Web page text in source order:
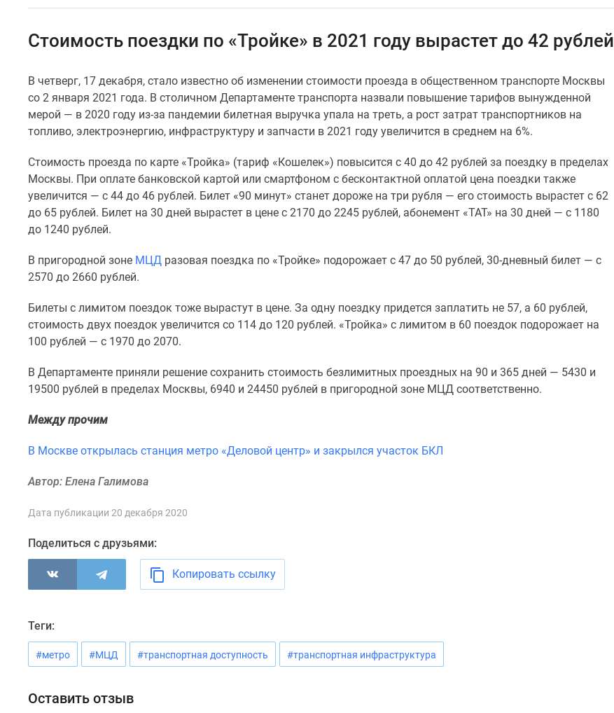
помещения
застройщики
Панорамы
новостроек
новостроек
Экология
Москвы
Подмосковья
Студии
комнатные
комнатные
Квартиры
Ипотечный
калькулятор
ипотека
ипотека
программы
Новости
Мнение
эксперта
Аналитика
рынка
новостроек
Эксперты
проекте
Стоимость поездки по «Тройке» в 2021 году вырастет до 42 рублей
В четверг, 17 декабря, стало известно об изменении стоимости проезда в общественном транспорте Москвы
со 2 января 2021 года. В столичном Департаменте транспорта назвали повышение тарифов вынужденной
мерой — в 2020 году из-за пандемии билетная выручка упала на треть, а рост затрат транспортников на
топливо, электроэнергию, инфраструктуру и запчасти в 2021 году увеличится в среднем на 6%.
Стоимость проезда по карте «Тройка» (тариф «Кошелек») повысится с 40 до 42 рублей за поездку в пределах
Москвы. При оплате банковской картой или смартфоном с бесконтактной оплатой цена поездки также
увеличится — с 44 до 46 рублей. Билет «90 минут» станет дороже на три рубля — его стоимость вырастет с 62
до 65 рублей. Билет на 30 дней вырастет в цене с 2170 до 2245 рублей, абонемент «ТАТ» на 30 дней — с 1180
до 1240 рублей.
В пригородной зоне МЦД разовая поездка по «Тройке» подорожает с 47 до 50 рублей, 30-дневный билет — с
2570 до 2660 рублей.
Билеты с лимитом поездок тоже вырастут в цене. За одну поездку придется заплатить не 57, а 60 рублей,
стоимость двух поездок увеличится со 114 до 120 рублей. «Тройка» с лимитом в 60 поездок подорожает на
100 рублей — с 1970 до 2070.
В Департаменте приняли решение сохранить стоимость безлимитных проездных на 90 и 365 дней — 5430 и
19500 рублей в пределах Москвы, 6940 и 24450 рублей в пригородной зоне МЦД соответственно.
Между прочим
В Москве открылась станция метро «Деловой центр» и закрылся участок БКЛ
Автор: Елена Галимова
Дата публикации 20 декабря 2020
Поделиться с друзьями:
Копировать ссылку
Теги:
#метро #МЦД #транспортная доступность #транспортная инфраструктура
Оставить отзыв